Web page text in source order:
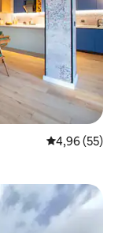
4,96 de uma
4,96 (55)